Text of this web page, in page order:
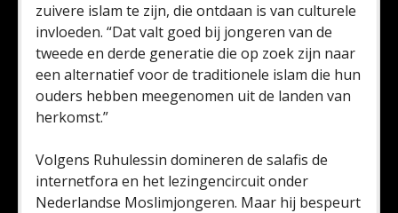
zuivere islam te zijn, die ontdaan is van culturele
invloeden. “Dat valt goed bij jongeren van de
tweede en derde generatie die op zoek zijn naar
een alternatief voor de traditionele islam die hun
ouders hebben meegenomen uit de landen van
herkomst.”
Volgens Ruhulessin domineren de salafis de
internetfora en het lezingencircuit onder
Nederlandse Moslimjongeren. Maar hij bespeurt